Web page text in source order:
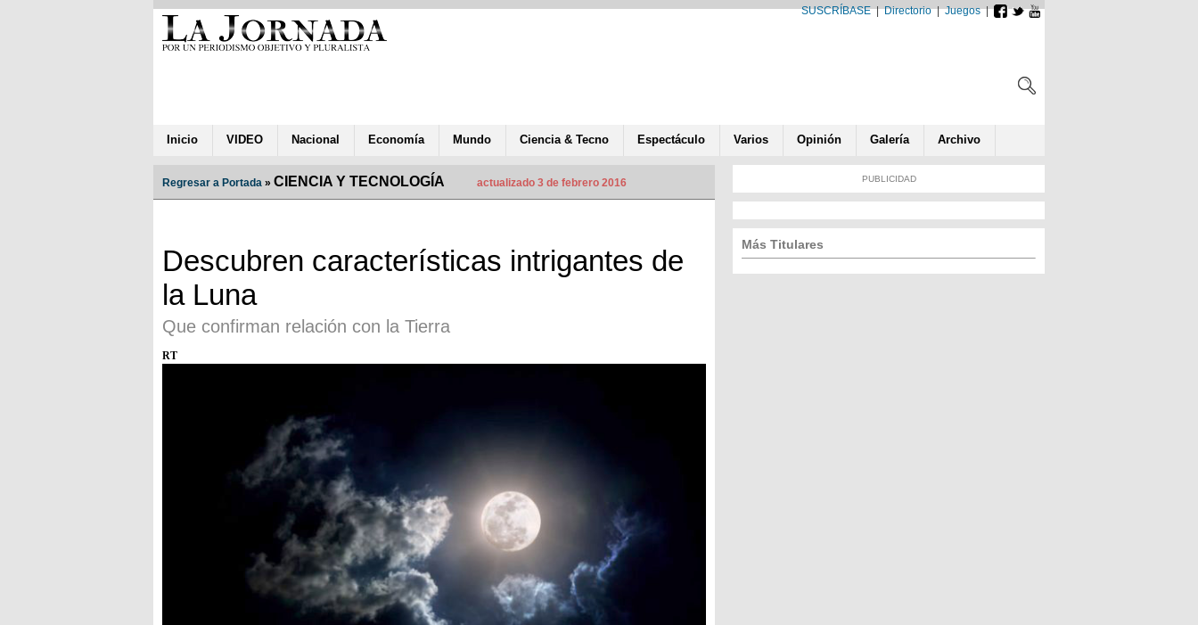
SUSCRÍBASE|Directorio|Juegos|
Inicio VIDEO Nacional Economía Mundo Ciencia & Tecno Espectáculo Varios Opinión Galería Archivo
Regresar a Portada » CIENCIA Y TECNOLOGÍA actualizado 3 de febrero 2016
Descubren características intrigantes de
la Luna
Que confirman relación con la Tierra
RT
PUBLICIDAD
Más Titulares